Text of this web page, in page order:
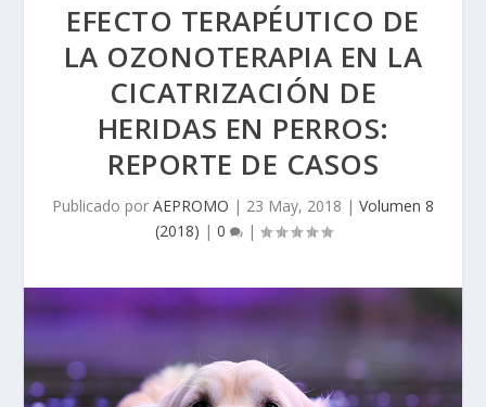
EFECTO TERAPÉUTICO DE
LA OZONOTERAPIA EN LA
CICATRIZACIÓN DE
HERIDAS EN PERROS:
REPORTE DE CASOS
Publicado por AEPROMO | 23 May, 2018 | Volumen 8
(2018) | 0 |